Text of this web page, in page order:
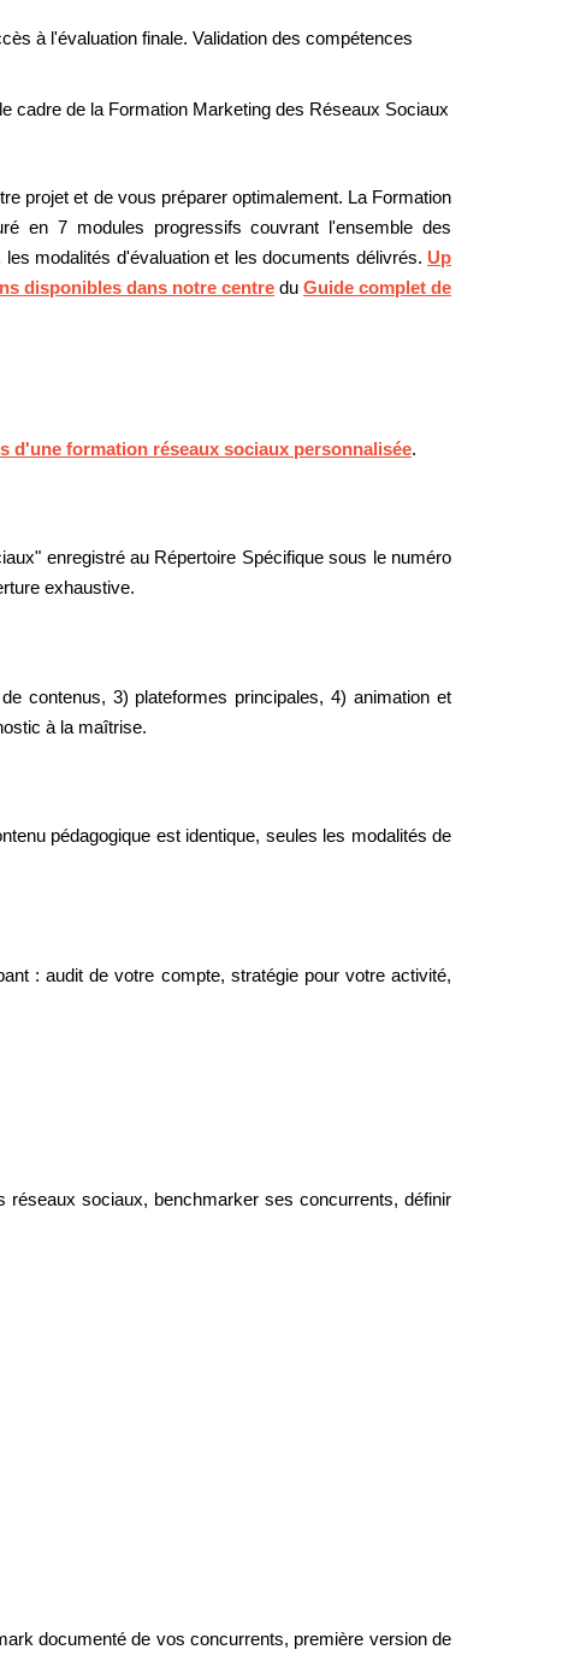
à l'évaluation finale. Validation des compétences
cadre de la Formation Marketing des Réseaux Sociaux
projet et de vous préparer optimalement. La Formation
en 7 modules progressifs couvrant l'ensemble des
modalités d'évaluation et les documents délivrés. Up
disponibles dans notre centre du Guide complet de
d'une formation réseaux sociaux personnalisée.
enregistré au Répertoire Spécifique sous le numéro
exhaustive.
contenus, 3) plateformes principales, 4) animation et
à la maîtrise.
pédagogique est identique, seules les modalités de
: audit de votre compte, stratégie pour votre activité,
sociaux, benchmarker ses concurrents, définir
documenté de vos concurrents, première version de